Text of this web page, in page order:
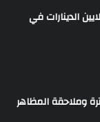
الدينارات في
وملاحقة المظاهر